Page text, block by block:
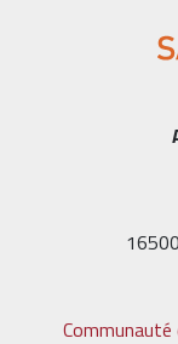
Communauté